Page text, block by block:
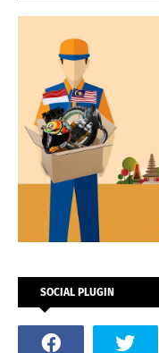
SOCIAL PLUGIN